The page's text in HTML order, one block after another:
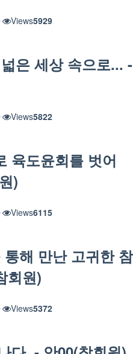
Views5929
은 세상 속으로... -
Views5822
육도윤회를 벗어
)
Views6115
해 만난 고귀한 참
회원)
Views5372